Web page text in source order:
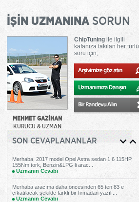
İŞİN UZMANINASORUN
MEHMET GAZİHAN
KURUCU & UZMAN
ChipTuningile ilgili
kafanıza takılan her türlü
soru için;
SON CEVAPLANANLAR
Merhaba, 2017 model Opel Astra sedan 1.6 115HP,
155Nm tork, Benzin&LPG li arac...
Uzmanın Cevabı
Merhaba aracıma daha öncesinden 65 ten 83 e
çıkatılacak şekilde farklı bir firmadan yazılı...
Uzmanın Cevabı